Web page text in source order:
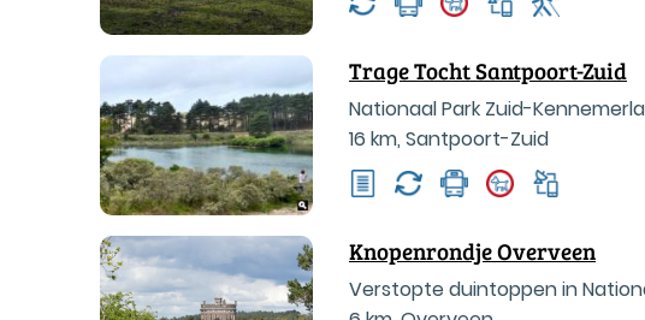
Trage Tocht Santpoort-Zuid
Nationaal Park Zuid-
16 km, Santpoort-Zuid
Knopenrondje Overveen
Verstopte duintoppen in